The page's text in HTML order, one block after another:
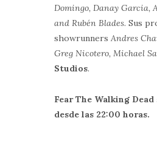
Domingo, Danay Garcia,
and Rubén Blades. Sus
showrunnersAndres
Greg Nicotero, Michael
Studios.
Fear The Walking
desde las 22:00 horas.